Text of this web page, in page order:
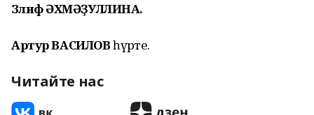
Зәлифә ӘХМӘҘУЛЛИНА.
Артур ВАСИЛОВһүрәте.
Читайте нас